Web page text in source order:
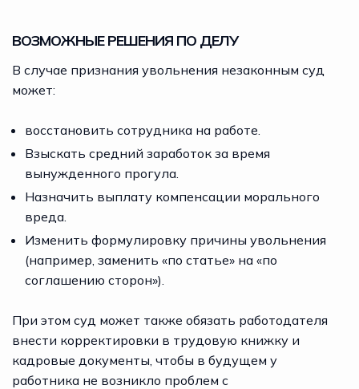
ВОЗМОЖНЫЕ РЕШЕНИЯ ПО ДЕЛУ
В случае признания увольнения незаконным суд
может:
восстановить сотрудника на работе.
Взыскать средний заработок за время
вынужденного прогула.
Назначить выплату компенсации морального
вреда.
Изменить формулировку причины увольнения
(например, заменить «по статье» на «по
соглашению сторон»).
При этом суд может также обязать работодателя
внести корректировки в трудовую книжку и
кадровые документы, чтобы в будущем у
работника не возникло проблем с